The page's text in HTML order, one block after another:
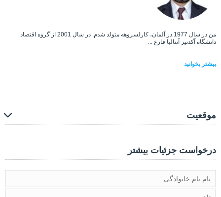
من در سال 1977 در آلمان، کارلسروهه متولد شدم. در سال 2001 از گروه اقتصاد
دانشگاه آکدنیز آنتالیا فارغ ...
بیشتر بخوانید
موقعیت
درخواست جزئیات بیشتر